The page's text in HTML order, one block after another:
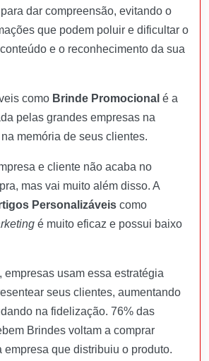
dar compreensão, evitando o
que podem poluir e dificultar o
e o reconhecimento da sua
como Brinde Promocional é a
pelas grandes empresas na
memória de seus clientes.
e cliente não acaba no
mas vai muito além disso. A
Personalizáveis como
é muito eficaz e possui baixo
empresas usam essa estratégia
seus clientes, aumentando
na fidelização. 76% das
Brindes voltam a comprar
empresa que distribuiu o produto.